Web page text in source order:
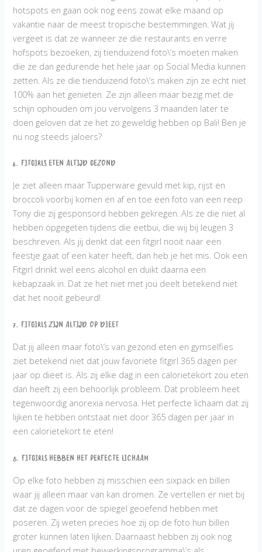
hotspots en gaan ook nog eens zowat elke maand op
vakantie naar de meest tropische bestemmingen. Wat jij
vergeet is dat ze wanneer ze die restaurants en verre
hofspots bezoeken, zij tienduizend foto\’s moeten maken
die ze dan gedurende het hele jaar op Social Media kunnen
zetten. Als ze die tienduizend foto\’s maken zijn ze echt niet
100% aan het genieten. Ze zijn alleen maar bezig met de
schijn ophouden om jou vervolgens 3 maanden later te
doen geloven dat ze het zo geweldig hebben op Bali! Ben je
nu nog steeds jaloers?
6. Fitgirls eten altijd gezond
Je ziet alleen maar Tupperware gevuld met kip, rijst en
broccoli voorbij komen en af en toe een foto van een reep
Tony die zij gesponsord hebben gekregen. Als ze die niet al
hebben opgegeten tijdens die eetbui, die wij bij leugen 3
beschreven. Als jij denkt dat een fitgirl nooit naar een
feestje gaat of een kater heeft, dan heb je het mis. Ook een
Fitgirl drinkt wel eens alcohol en duikt daarna een
kebapzaak in. Dat ze het niet met jou deelt betekend niet
dat het nooit gebeurd!
7. Fitgirls zijn altijd op dieet
Dat jij alleen maar foto\’s van gezond eten en gymselfies
ziet betekend niet dat jouw favoriete fitgirl 365 dagen per
jaar op dieet is. Als zij elke dag in een calorietekort zou eten
dan heeft zij een behoorlijk probleem. Dat probleem heet
tegenwoordig anorexia nervosa. Het perfecte lichaam dat zij
lijken te hebben ontstaat niet door 365 dagen per jaar in
een calorietekort te eten!
8. Fitgirls hebben het perfecte lichaam
Op elke foto hebben zij misschien een sixpack en billen
waar jij alleen maar van kan dromen. Ze vertellen er niet bij
dat ze dagen voor de spiegel geoefend hebben met
poseren. Zij weten precies hoe zij op de foto hun billen
groter kunnen laten lijken. Daarnaast hebben zij ook nog